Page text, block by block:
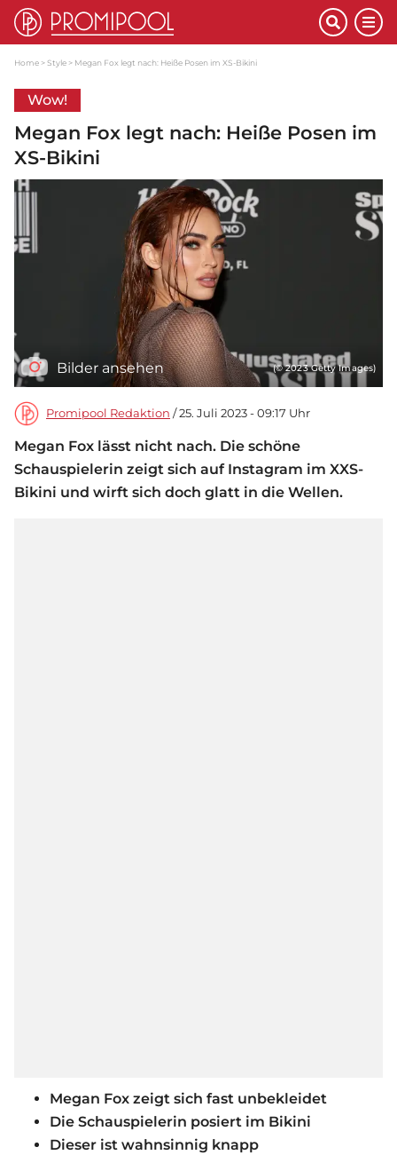
Home Style Megan Fox legt nach: Heiße Posen im XS-Bikini
Wow!
Megan Fox legt nach: Heiße Posen im
XS-Bikini
Bilder ansehen (© 2023 Getty Images)
Promipool Redaktion / 25. Juli 2023 - 09:17 Uhr
Megan Fox lässt nicht nach. Die schöne
Schauspielerin zeigt sich auf Instagram im XXS-
Bikini und wirft sich doch glatt in die Wellen.
Megan Fox zeigt sich fast unbekleidet
Die Schauspielerin posiert im Bikini
Dieser ist wahnsinnig knapp